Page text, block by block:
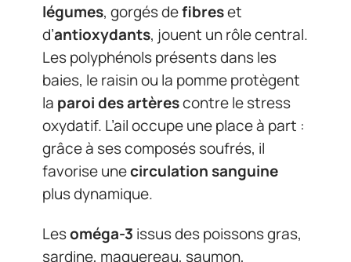
légumes, gorgés defibreset
d’antioxydants, jouent un rôle central.
Les polyphénols présents dans les
baies, le raisin ou la pomme protègent
la paroi des artèrescontre le stress
oxydatif. L’ail occupe une place à part :
grâce à ses composés soufrés, il
favorise unecirculation sanguine
plus dynamique.
Lesoméga-3 issus des poissons gras,
sardine, maquereau, saumon,